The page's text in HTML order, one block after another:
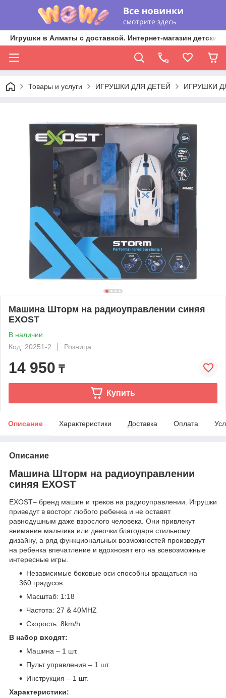
Игрушки в Алматы с доставкой. Интернет-магазин
Товары и услуги ИГРУШКИ ДЛЯ ДЕТЕЙ ИГРУШКИ
Машина Шторм на радиоуправлении синяя
EXOST
В наличии
Код: 20251-2
Розница
14 950 ₸
Купить
Описание Характеристики Доставка Оплата
Описание
Машина Шторм на радиоуправлении
синяя EXOST
EXOST– бренд машин и треков на радиоуправлении. Игрушки
приведут в восторг любого ребенка и не оставят
равнодушным даже взрослого человека. Они привлекут
внимание мальчика или девочки благодаря стильному
дизайну, а ряд функциональных возможностей произведут
на ребенка впечатление и вдохновят его на всевозможные
интересные игры.
Независимые боковые оси способны вращаться на
360 градусов.
Масштаб: 1:18
Частота: 27 & 40MHZ
Скорость: 8km/h
В набор входят:
Машина – 1 шт.
Пульт управления – 1 шт.
Инструкция – 1 шт.
Характеристики: